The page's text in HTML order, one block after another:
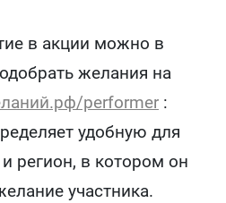
в акции можно в
желания на
performer :
удобную для
регион, в котором он
участника.